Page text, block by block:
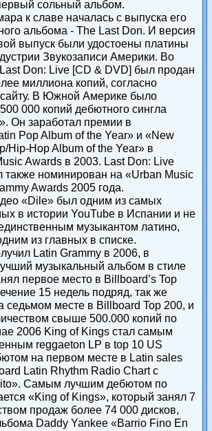
сольный альбом.
к славе началась с выпуска его
альбома - The Last Don. И версия
выпуск были удостоены платины
Звукозаписи Америки. Во
Don: Live [CD & DVD] был продан
миллиона копий, согласно
В Южной Америке было
000 копий дебютного сингла
Он заработал премии в
Pop Album of the Year» и «New
Hip-Hop Album of the Year» в
Awards в 2003. Last Don: Live
также номинирован на «Urban Music
Awards 2005 года.
«Dile» был одним из самых
в истории YouTube в Испании и не
музыкантом латино,
из главных в списке.
Latin Grammy в 2006, в
музыкальный альбом в стиле
первое место в Billboard’s Top
15 недель подряд, так же
седьмом месте в Billboard Top 200, и
свыше 500.000 копий по
2006 King of Kings стал самым
reggaeton LP в top 10 US
на первом месте в Latin sales
Latin Rhythm Radio Chart с
Самым лучшим дебютом по
«King of Kings», который занял 7
продаж более 74 000 дисков,
Daddy Yankee «Barrio Fino En